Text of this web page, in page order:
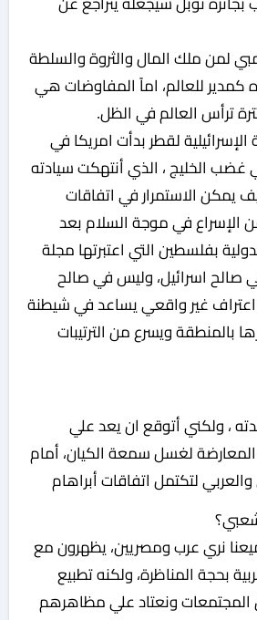
نوبل سيجعله يتراجع عن
لمن ملك المال والثروة والسلطة
كمدير للعالم، اماً المفاوضات هي
ترأس العالم في الظل.
لقطر بدأت امريكا في
الخليج ، الذي أنتهكت سيادته
الاستمرار في اتفاقات
الإسراع في موجة السلام بعد
بفلسطين التي اعتبرتها مجلة
صالح اسرائيل، وليس في صالح
غير واقعي يساعد في شيطنة
ويسرع من الترتيبات
، ولكني أتوقع ان يعد علي
لغسل سمعة الكيان، أمام
والعربي لتكتمل اتفاقات أبراهام
نري عرب ومصريين، يظهرون مع
بحجة المناظرة، ولكنه تطبيع
المجتمعات ونعتاد علي مظاهرهم